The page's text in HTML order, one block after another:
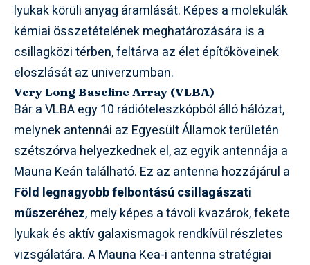
lyukak körüli anyag áramlását. Képes a molekulák
kémiai összetételének meghatározására is a
csillagközi térben, feltárva az élet építőköveinek
eloszlását az univerzumban.
Very Long Baseline Array (VLBA)
Bár a VLBA egy 10 rádióteleszkópból álló hálózat,
melynek antennái az Egyesült Államok területén
szétszórva helyezkednek el, az egyik antennája a
Mauna Keán található. Ez az antenna hozzájárul a
Föld legnagyobb felbontású csillagászati
műszeréhez, mely képes a távoli kvazárok, fekete
lyukak és aktív galaxismagok rendkívül részletes
vizsgálatára. A Mauna Kea-i antenna stratégiai